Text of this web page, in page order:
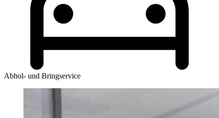
Abhol- und Bringservice